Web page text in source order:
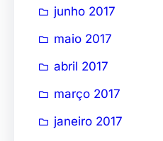
junho 2017
maio 2017
abril 2017
março 2017
janeiro 2017